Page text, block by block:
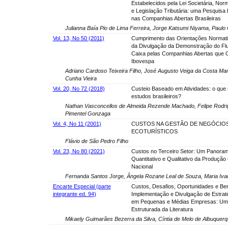
Estabelecidos pela Lei Societária,
e Legislação Tributária: uma Pesquisa
nas Companhias Abertas Brasileiras
Julianna Baía Pio de Lima Ferreira, Jorge Katsumi Niyama, Paulo
Vol. 13, No 50 (2011)
Cumprimento das Orientações
da Divulgação da Demonstração do
Caixa pelas Companhias Abertas que
Ibovespa
Adriano Cardoso Teixeira Filho, José Augusto Veiga da Costa
Cunha Vieira
Vol. 20, No 72 (2018)
Custeio Baseado em Atividades: o que
estudos brasileiros?
Nathan Vasconcellos de Almeida Rezende Machado, Felipe
Pimentel Gonzaga
Vol. 4, No 11 (2001)
CUSTOS NA GESTÃO DE
ECOTURÍSTICOS
Flávio de São Pedro Filho
Vol. 23, No 80 (2021)
Custos no Terceiro Setor: Um
Quantitativo e Qualitativo da Produção
Nacional
Fernanda Santos Jorge, Ângela Rozane Leal de Souza, Maria
Encarte Especial (parte
integrante ed. 94)
Custos, Desafios, Oportunidades e
Implementação e Divulgação de
em Pequenas e Médias Empresas:
Estruturada da Literatura
Mikaely Guimarães Bezerra da Silva, Cíntia de Melo de